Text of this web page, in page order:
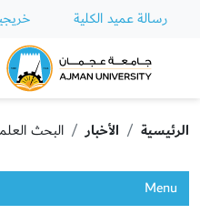
رسالة عميد الكلية
Ajman University
الرئيسية الأخبار البحث
Menu